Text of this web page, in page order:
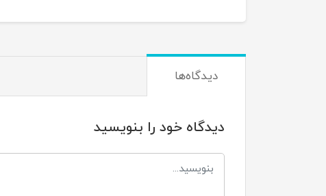
دیدگاه‌ها
دیدگاه خود را بنویسید